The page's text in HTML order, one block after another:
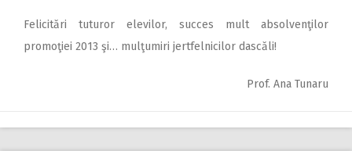
Felicitări tuturor elevilor, succes mult absolvenţilor
promoţiei 2013 şi… mulţumiri jertfelnicilor dascăli!
Prof. Ana Tunaru